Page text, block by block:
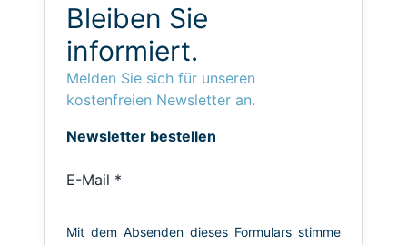
Bleiben Sie
informiert.
Melden Sie sich für unseren
kostenfreien Newsletter an.